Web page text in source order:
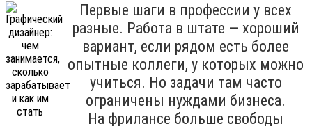
Первые шаги в профессии у всех
разные. Работа в штате — хороший
вариант, если рядом есть более
опытные коллеги, у которых можно
учиться. Но задачи там часто
ограничены нуждами бизнеса.
На фрилансе больше свободы